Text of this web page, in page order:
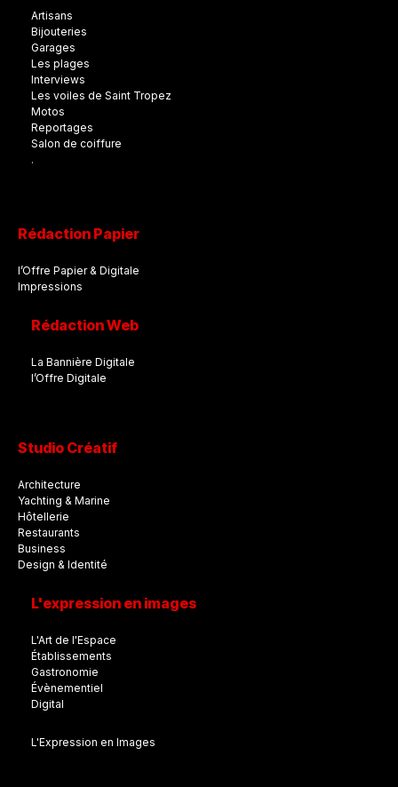
Artisans
Bijouteries
Garages
Les plages
Interviews
Les voiles de Saint Tropez
Motos
Reportages
Salon de coiffure
.
Rédaction Papier
l’Offre Papier & Digitale
Impressions
Rédaction Web
La Bannière Digitale
l’Offre Digitale
Studio Créatif
Architecture
Yachting & Marine
Hôtellerie
Restaurants
Business
Design & Identité
L'expression en images
L'Art de l'Espace
Établissements
Gastronomie
Évènementiel
Digital
L'Expression en Images